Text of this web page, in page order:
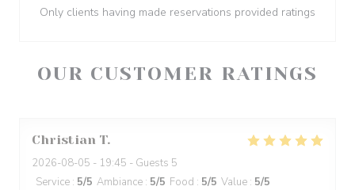
OUR CUSTOMER RATINGS
Christian T
2026-08-05 - 19:45 - Guests 5
Service : 5/5 Ambiance : 5/5 Food : 5/5 Value : 5/5
Only clients having made reservations provided ratings